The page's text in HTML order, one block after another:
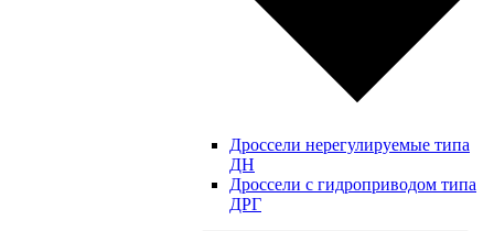
Дроссели нерегулируемые типа
ДН
Дроссели с гидроприводом типа
ДРГ